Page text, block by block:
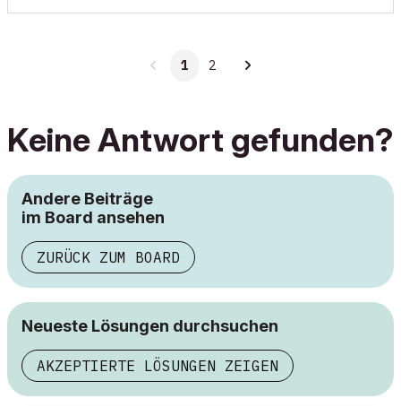
1 2
Keine Antwort gefunden?
Andere Beiträge
im Board ansehen
ZURÜCK ZUM BOARD
Neueste Lösungen durchsuchen
AKZEPTIERTE LÖSUNGEN ZEIGEN